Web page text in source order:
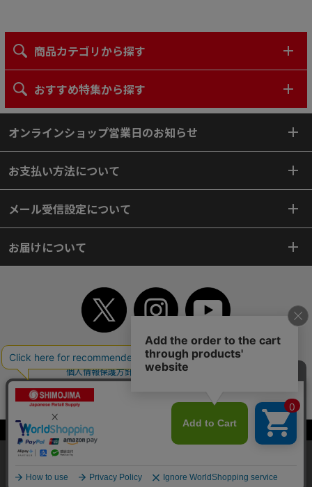
当サイトはクッキー（Cookie）を使用しています。Cookieの使用に同意いた
だける場合は「OK」をクリックしてください。
OK
商品カテゴリから探す
おすすめ特集から探す
オンラインショップ営業日のお知らせ
お支払い方法について
メール受信設定について
お届けについて
TOP 初めてご利用のお客様へ ご利用案内
ご利用規約
個人情報保護方針
特定商取引法
よくあるご質問
お問い合わせ
サイトマップ
Copyright© 2018 SHIMOJIMA Co.,Ltd. All Rights Reserved.